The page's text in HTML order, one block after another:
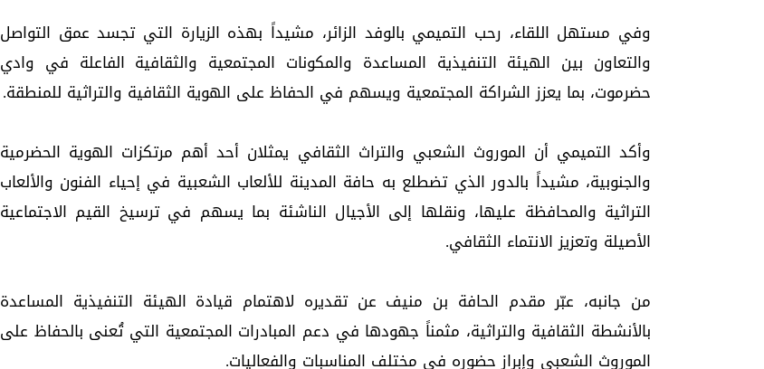
وفي مستهل اللقاء، رحب التميمي بالوفد الزائر، مشيداً بهذه الزيارة التي تجسد عمق التواصل
والتعاون بين الهيئة التنفيذية المساعدة والمكونات المجتمعية والثقافية الفاعلة في وادي
حضرموت، بما يعزز الشراكة المجتمعية ويسهم في الحفاظ على الهوية الثقافية والتراثية للمنطقة.
وأكد التميمي أن الموروث الشعبي والتراث الثقافي يمثلان أحد أهم مرتكزات الهوية الحضرمية
والجنوبية، مشيداً بالدور الذي تضطلع به حافة المدينة للألعاب الشعبية في إحياء الفنون والألعاب
التراثية والمحافظة عليها، ونقلها إلى الأجيال الناشئة بما يسهم في ترسيخ القيم الاجتماعية
الأصيلة وتعزيز الانتماء الثقافي.
من جانبه، عبّر مقدم الحافة بن منيف عن تقديره لاهتمام قيادة الهيئة التنفيذية المساعدة
بالأنشطة الثقافية والتراثية، مثمناً جهودها في دعم المبادرات المجتمعية التي تُعنى بالحفاظ على
الموروث الشعبي وإبراز حضوره في مختلف المناسبات والفعاليات.